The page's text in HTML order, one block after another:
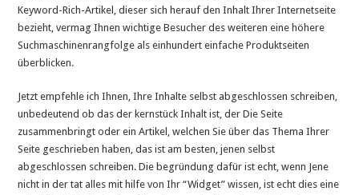
Keyword-Rich-Artikel, dieser sich herauf den Inhalt Ihrer Internetseite
bezieht, vermag Ihnen wichtige Besucher des weiteren eine höhere
Suchmaschinenrangfolge als einhundert einfache Produktseiten
überblicken.
Jetzt empfehle ich Ihnen, Ihre Inhalte selbst abgeschlossen schreiben,
unbedeutend ob das der kernstück Inhalt ist, der Die Seite
zusammenbringt oder ein Artikel, welchen Sie über das Thema Ihrer
Seite geschrieben haben, das ist am besten, jenen selbst
abgeschlossen schreiben. Die begründung dafür ist echt, wenn Jene
nicht in der tat alles mit hilfe von Ihr “Widget” wissen, ist echt dies eine